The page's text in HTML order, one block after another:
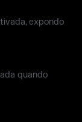
expondo
quando